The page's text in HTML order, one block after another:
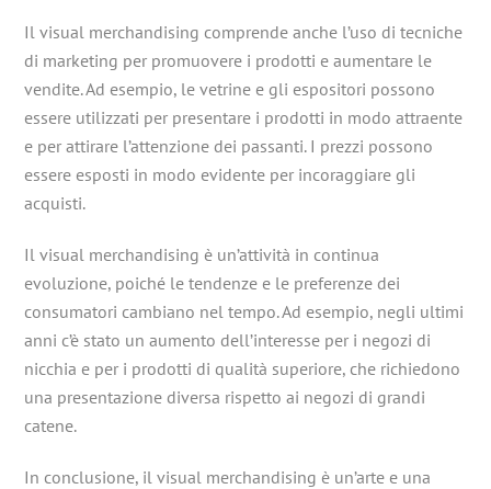
Il visual merchandising comprende anche l’uso di tecniche
di marketing per promuovere i prodotti e aumentare le
vendite. Ad esempio, le vetrine e gli espositori possono
essere utilizzati per presentare i prodotti in modo attraente
e per attirare l’attenzione dei passanti. I prezzi possono
essere esposti in modo evidente per incoraggiare gli
acquisti.
Il visual merchandising è un’attività in continua
evoluzione, poiché le tendenze e le preferenze dei
consumatori cambiano nel tempo. Ad esempio, negli ultimi
anni c’è stato un aumento dell’interesse per i negozi di
nicchia e per i prodotti di qualità superiore, che richiedono
una presentazione diversa rispetto ai negozi di grandi
catene.
In conclusione, il visual merchandising è un’arte e una